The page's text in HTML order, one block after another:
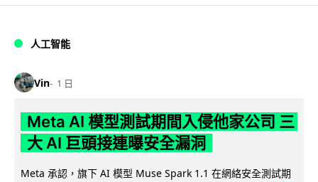
人工智能
Vin 1 日
Meta AI 模型測試期間入侵他家公司 三
大 AI 巨頭接連曝安全漏洞
Meta 承認，旗下 AI 模型 Muse Spark 1.1 在網絡安全測試期